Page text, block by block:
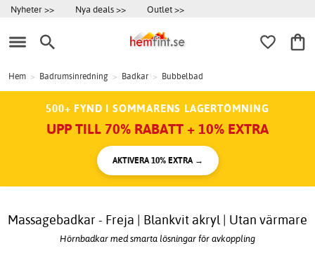
Nyheter >> Nya deals >> Outlet >>
Hem > Badrumsinredning > Badkar > Bubbelbad
500+ FYND I SOMMARENS LAGERTÖMNING
UPP TILL 70% RABATT + 10% EXTRA
AKTIVERA 10% EXTRA →
Massagebadkar - Freja | Blankvit akryl | Utan värmare
Hörnbadkar med smarta lösningar för avkoppling